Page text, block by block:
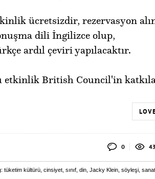
ücretsizdir, rezervasyon
dili İngilizce olup,
ardıl çeviri yapılacaktır.
etkinlik British Council'in
0
tüketim kültürü cinsiyet sınıf din Jacky Klein söyleşi sanat